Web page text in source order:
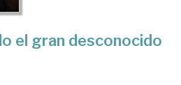
el gran desconocido